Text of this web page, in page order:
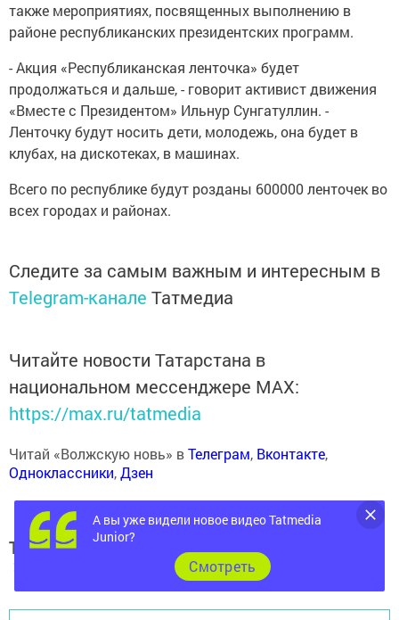
также мероприятиях, посвященных выполнению в
районе республиканских президентских программ.
- Акция «Республиканская ленточка» будет
продолжаться и дальше, - говорит активист движения
«Вместе с Президентом» Ильнур Сунгатуллин. -
Ленточку будут носить дети, молодежь, она будет в
клубах, на дискотеках, в машинах.
Всего по республике будут розданы 600000 ленточек во
всех городах и районах.
Следите за самым важным и интересным в
Telegram-канале Татмедиа
Читайте новости Татарстана в
национальном мессенджере MАХ:
https://max.ru/tatmedia
Читай «Волжскую новь» вТелеграм, Вконтакте,
Одноклассники,Дзен
Теги:
250
А вы уже видели новое видео Tatmedia
Junior?
Cмотреть